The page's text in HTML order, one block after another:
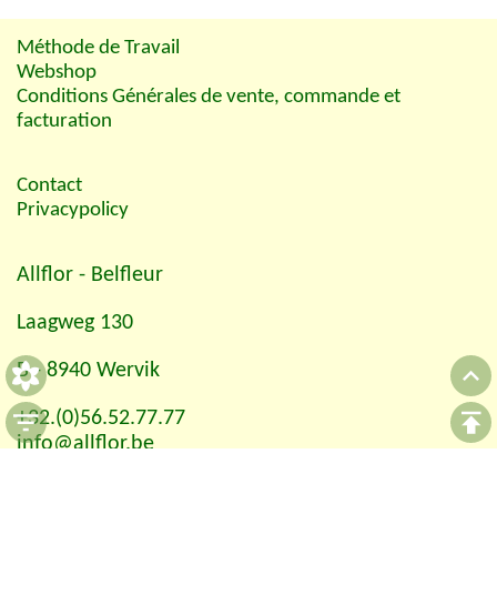
Méthode de Travail
Webshop
Conditions Générales de vente, commande et
facturation
Contact
Privacypolicy
Allflor - Belfleur
Laagweg 130
B - 8940 Wervik
+32.(0)56.52.77.77
info@allflor.be